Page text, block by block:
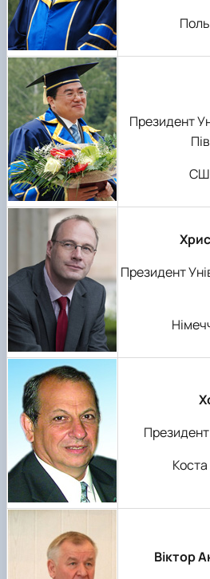
Президент
Президент
Віктор